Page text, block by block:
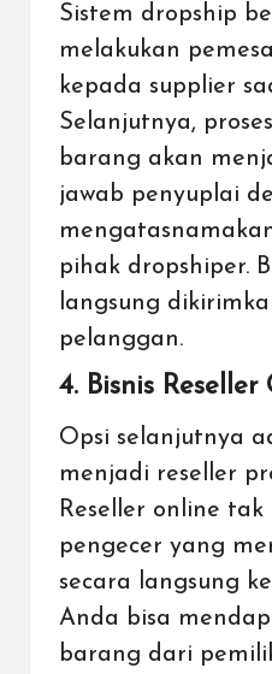
Sistem dropship
melakukan
kepada supplier
Selanjutnya,
barang akan
jawab penyuplai
pihak dropshiper.
langsung
pelanggan.
4. Bisnis
Opsi selanjutnya
menjadi reseller
Reseller online
pengecer yang
secara langsung
Anda bisa
barang dari